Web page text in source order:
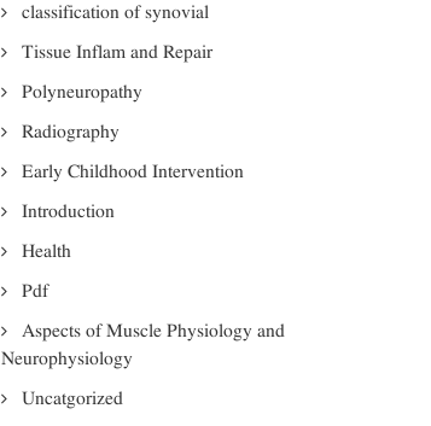
classification of synovial
Tissue Inflam and Repair
Polyneuropathy
Radiography
Early Childhood Intervention
Introduction
Health
Pdf
Aspects of Muscle Physiology and
Neurophysiology
Uncatgorized